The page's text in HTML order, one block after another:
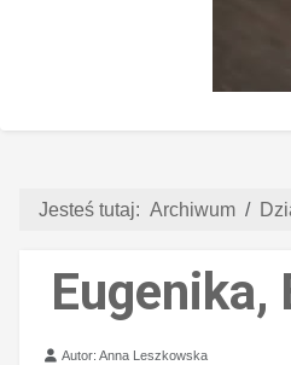
Jesteś tutaj: Archiwum
Eugenika,
Szczegóły
Autor:Anna Leszkowska